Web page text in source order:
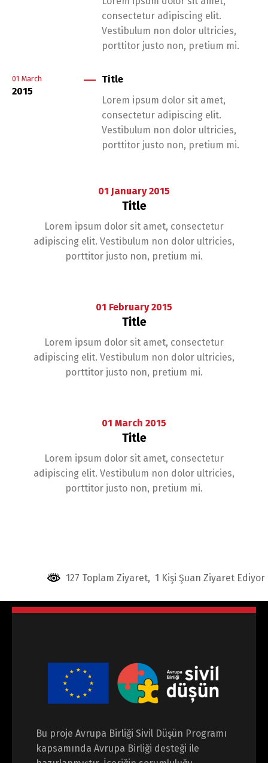
consectetur adipiscing elit.
Vestibulum non dolor ultricies,
porttitor justo non, pretium mi.
01 March
2015
Title
Lorem ipsum dolor sit amet,
consectetur adipiscing elit.
Vestibulum non dolor ultricies,
porttitor justo non, pretium mi.
01 January 2015
Title
Lorem ipsum dolor sit amet, consectetur
adipiscing elit. Vestibulum non dolor ultricies,
porttitor justo non, pretium mi.
01 February 2015
Title
Lorem ipsum dolor sit amet, consectetur
adipiscing elit. Vestibulum non dolor ultricies,
porttitor justo non, pretium mi.
01 March 2015
Title
Lorem ipsum dolor sit amet, consectetur
adipiscing elit. Vestibulum non dolor ultricies,
porttitor justo non, pretium mi.
127 Toplam Ziyaret, 1 Kişi Şuan Ziyaret Ediyor
Bu proje Avrupa Birliği Sivil Düşün Programı
kapsamında Avrupa Birliği desteği ile